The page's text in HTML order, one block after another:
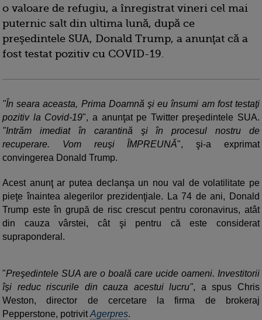
o valoare de refugiu, a înregistrat vineri cel mai
puternic salt din ultima lună, după ce
preşedintele SUA, Donald Trump, a anunţat că a
fost testat pozitiv cu COVID-19.
"În seara aceasta, Prima Doamnă şi eu însumi am fost testaţi
pozitiv la Covid-19", a anunţat pe Twitter preşedintele SUA.
"Intrăm imediat în carantină şi în procesul nostru de
recuperare. Vom reuşi ÎMPREUNĂ", şi-a exprimat
convingerea Donald Trump.
Acest anunţ ar putea declanşa un nou val de volatilitate pe
pieţe înaintea alegerilor prezidenţiale. La 74 de ani, Donald
Trump este în grupă de risc crescut pentru coronavirus, atât
din cauza vârstei, cât şi pentru că este considerat
supraponderal.
"Preşedintele SUA are o boală care ucide oameni. Investitorii
îşi reduc riscurile din cauza acestui lucru", a spus Chris
Weston, director de cercetare la firma de brokeraj
Pepperstone, potrivitAgerpres.